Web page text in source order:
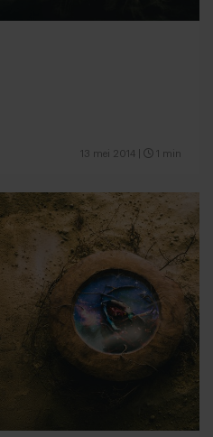
13 mei 2014 1 min